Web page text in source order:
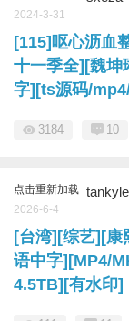
2024-3-31
[115]呕心沥血
十一季全][魏坤
字][ts源码/
3184 10
点击重新加载 tankyle
2026-6-4
[台湾][综艺][康
语中字][MP4/
4.5TB][有水印]